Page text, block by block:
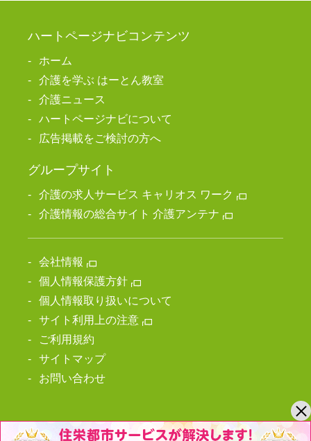
ハートページナビコンテンツ
ホーム
介護を学ぶ はーとん教室
介護ニュース
ハートページナビについて
広告掲載をご検討の方へ
グループサイト
介護の求人サービス キャリオス ワーク
介護情報の総合サイト 介護アンテナ
会社情報
個人情報保護方針
個人情報取り扱いについて
サイト利用上の注意
ご利用規約
サイトマップ
お問い合わせ